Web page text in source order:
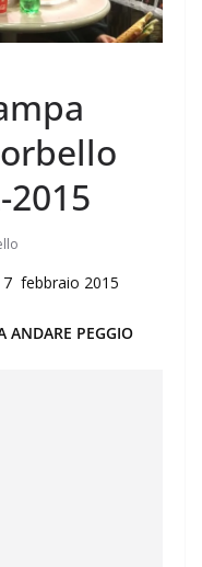
2015
7 febbraio 2015
ANDARE PEGGIO